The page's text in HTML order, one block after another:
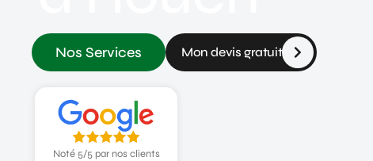
Nos Services Mon devis gratuit
Noté 5/5 par nos clients